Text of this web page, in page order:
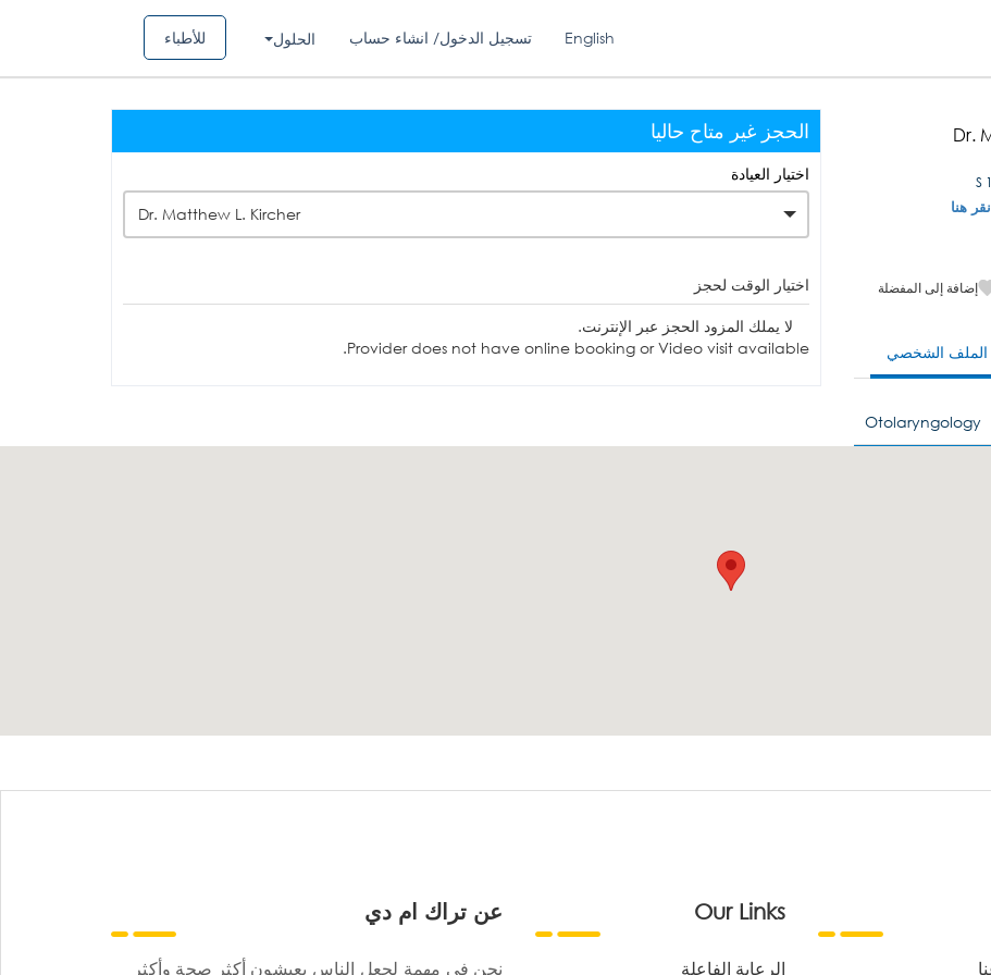
للأطباء الحلول تسجيل الدخول/ انشاء حساب English
Dr.
هنا
إضافة إلى المفضلة
الملف الشخصي
Otolaryngology
الحجز غير متاح حاليا
اختيار العيادة
Dr. Matthew L. Kircher
اختيار الوقت لحجز
لا يملك المزود الحجز عبر الإنترنت.
Provider does not have online booking or Video visit available.
عن تراك ام دي
نحن في مهمة لجعل الناس يعيشون أكثر صحة وأكثر
Our Links
الرعاية الفاعلة